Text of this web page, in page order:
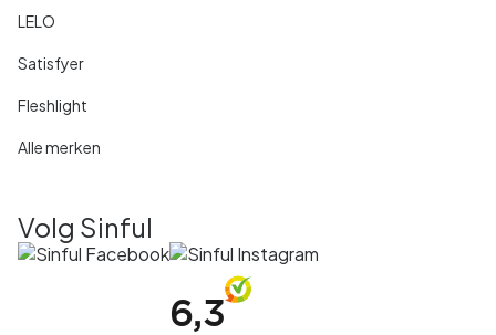
LELO
Satisfyer
Fleshlight
Alle merken
Volg Sinful